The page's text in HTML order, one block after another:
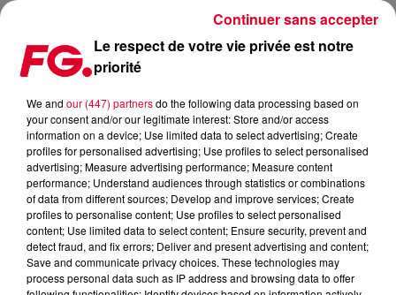
MUSIC STORY DU JOUR : OFENBACH
Publié : 23 octobre 2023 à 11h18 par Christophe HUBERT
Le respect de votre vie privée est notre
priorité
We and our (447) partnersdo the following data processing based on
your consent and/or our legitimate interest: Store and/or access
information on a device; Use limited data to select advertising; Create
profiles for personalised advertising; Use profiles to select personalised
advertising; Measure advertising performance; Measure content
performance; Understand audiences through statistics or combinations
of data from different sources; Develop and improve services; Create
profiles to personalise content; Use profiles to select personalised
content; Use limited data to select content; Ensure security, prevent and
detect fraud, and fix errors; Deliver and present advertising and content;
Save and communicate privacy choices. These technologies may
process personal data such as IP address and browsing data to offer
Continuer sans accepter